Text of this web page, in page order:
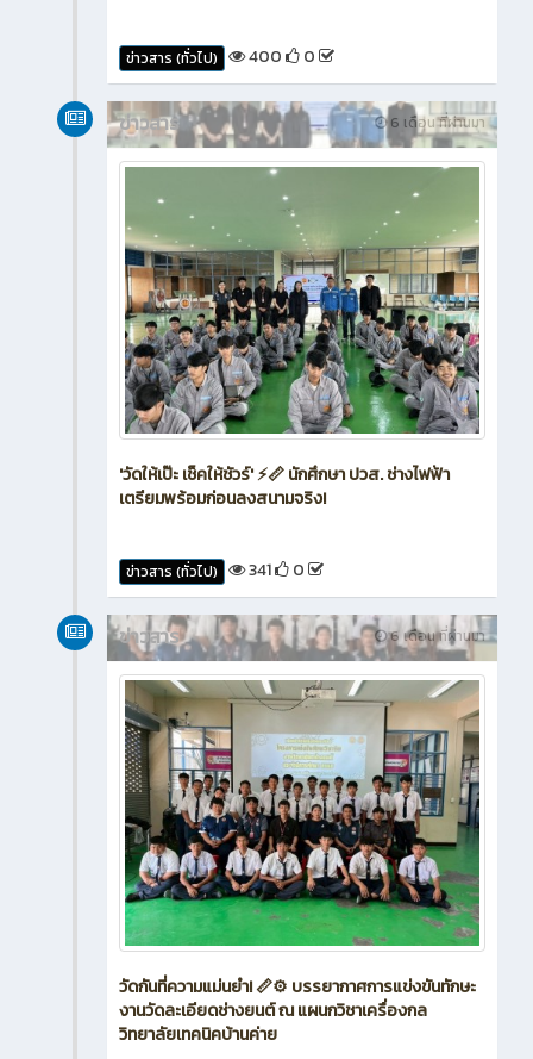
ข่าวสาร (ทั่วไป) 400 0
6 เดือน ที่ผ่านมา
ข่าวสาร
'วัดให้เป๊ะ เช็คให้ชัวร์' ⚡📏 นักศึกษา ปวส. ช่างไฟฟ้า
เตรียมพร้อมก่อนลงสนามจริง!
ข่าวสาร (ทั่วไป) 341 0
6 เดือน ที่ผ่านมา
ข่าวสาร
วัดกันที่ความแม่นยำ! 📏⚙️ บรรยากาศการแข่งขันทักษะ
งานวัดละเอียดช่างยนต์ ณ แผนกวิชาเครื่องกล
วิทยาลัยเทคนิคบ้านค่าย